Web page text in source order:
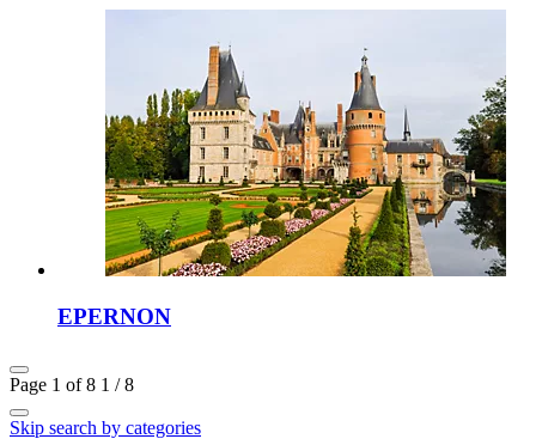
EPERNON
Page 1 of 8 1 / 8
Skip search by categories